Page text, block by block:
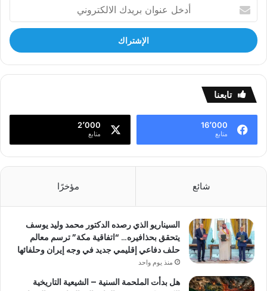
عنوان
بريدك
الالكتروني
تابعنا
16٬000
متابع
2٬000
متابع
شائع مؤخرًا
السيناريو الذي رصده الدكتور محمد وليد يوسف
يتحقق بحذافيره… “اتفاقية مكة” ترسم معالم
حلف دفاعي إقليمي جديد في وجه إيران وحلفائها
منذ يوم واحد
هل بدأت الملحمة السنية – الشيعية التاريخية